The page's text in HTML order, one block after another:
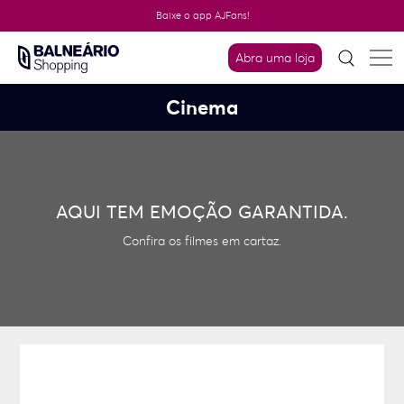
content
Baixe o app AJFans!
Abra uma loja
Cinema
AQUI TEM EMOÇÃO GARANTIDA.
Confira os filmes em cartaz.